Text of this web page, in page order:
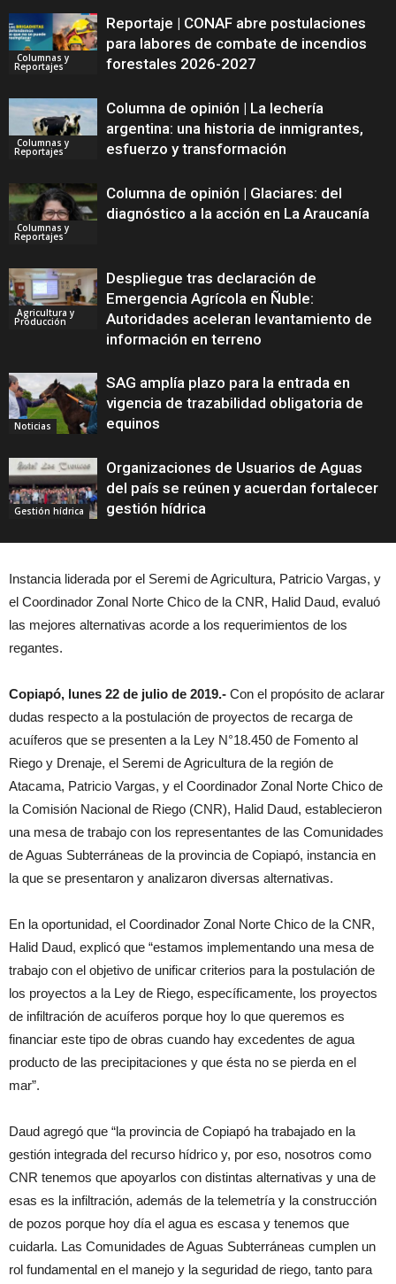
Columnas y
Reportajes
Reportaje | CONAF abre postulaciones
para labores de combate de incendios
forestales 2026-2027
Columnas y
Reportajes
Columna de opinión | La lechería
argentina: una historia de inmigrantes,
esfuerzo y transformación
Columnas y
Reportajes
Columna de opinión | Glaciares: del
diagnóstico a la acción en La Araucanía
Agricultura y
Producción
Despliegue tras declaración de
Emergencia Agrícola en Ñuble:
Autoridades aceleran levantamiento de
información en terreno
Noticias
SAG amplía plazo para la entrada en
vigencia de trazabilidad obligatoria de
equinos
Gestión hídrica
Organizaciones de Usuarios de Aguas
del país se reúnen y acuerdan fortalecer
gestión hídrica
Instancia liderada por el Seremi de Agricultura, Patricio Vargas, y
el Coordinador Zonal Norte Chico de la CNR, Halid Daud, evaluó
las mejores alternativas acorde a los requerimientos de los
regantes.
Copiapó, lunes 22 de julio de 2019.- Con el propósito de aclarar
dudas respecto a la postulación de proyectos de recarga de
acuíferos que se presenten a la Ley N°18.450 de Fomento al
Riego y Drenaje, el Seremi de Agricultura de la región de
Atacama, Patricio Vargas, y el Coordinador Zonal Norte Chico de
la Comisión Nacional de Riego (CNR), Halid Daud, establecieron
una mesa de trabajo con los representantes de las Comunidades
de Aguas Subterráneas de la provincia de Copiapó, instancia en
la que se presentaron y analizaron diversas alternativas.
En la oportunidad, el Coordinador Zonal Norte Chico de la CNR,
Halid Daud, explicó que “estamos implementando una mesa de
trabajo con el objetivo de unificar criterios para la postulación de
los proyectos a la Ley de Riego, específicamente, los proyectos
de infiltración de acuíferos porque hoy lo que queremos es
financiar este tipo de obras cuando hay excedentes de agua
producto de las precipitaciones y que ésta no se pierda en el
mar”.
Daud agregó que “la provincia de Copiapó ha trabajado en la
gestión integrada del recurso hídrico y, por eso, nosotros como
CNR tenemos que apoyarlos con distintas alternativas y una de
esas es la infiltración, además de la telemetría y la construcción
de pozos porque hoy día el agua es escasa y tenemos que
cuidarla. Las Comunidades de Aguas Subterráneas cumplen un
rol fundamental en el manejo y la seguridad de riego, tanto para